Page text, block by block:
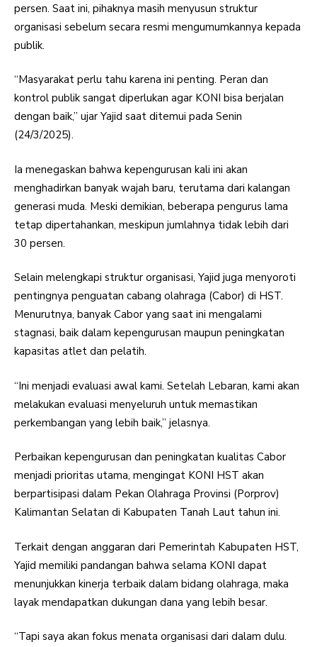
persen. Saat ini, pihaknya masih menyusun struktur
organisasi sebelum secara resmi mengumumkannya kepada
publik.
“Masyarakat perlu tahu karena ini penting. Peran dan
kontrol publik sangat diperlukan agar KONI bisa berjalan
dengan baik,” ujar Yajid saat ditemui pada Senin
(24/3/2025).
Ia menegaskan bahwa kepengurusan kali ini akan
menghadirkan banyak wajah baru, terutama dari kalangan
generasi muda. Meski demikian, beberapa pengurus lama
tetap dipertahankan, meskipun jumlahnya tidak lebih dari
30 persen.
Selain melengkapi struktur organisasi, Yajid juga menyoroti
pentingnya penguatan cabang olahraga (Cabor) di HST.
Menurutnya, banyak Cabor yang saat ini mengalami
stagnasi, baik dalam kepengurusan maupun peningkatan
kapasitas atlet dan pelatih.
“Ini menjadi evaluasi awal kami. Setelah Lebaran, kami akan
melakukan evaluasi menyeluruh untuk memastikan
perkembangan yang lebih baik,” jelasnya.
Perbaikan kepengurusan dan peningkatan kualitas Cabor
menjadi prioritas utama, mengingat KONI HST akan
berpartisipasi dalam Pekan Olahraga Provinsi (Porprov)
Kalimantan Selatan di Kabupaten Tanah Laut tahun ini.
Terkait dengan anggaran dari Pemerintah Kabupaten HST,
Yajid memiliki pandangan bahwa selama KONI dapat
menunjukkan kinerja terbaik dalam bidang olahraga, maka
layak mendapatkan dukungan dana yang lebih besar.
“Tapi saya akan fokus menata organisasi dari dalam dulu.